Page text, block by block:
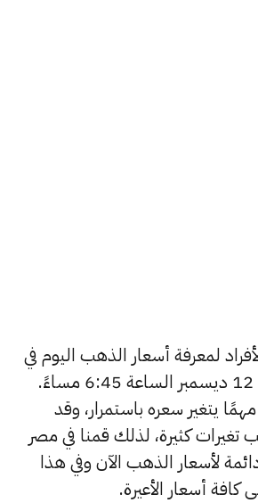
لمعرفة أسعار الذهب اليوم في
مصر ليوم الخميس 12 ديسمبر الساعة 6:45 مساءً.
يتغير سعره باستمرار، وقد
كثيرة، لذلك قمنا في مصر
دائمة لأسعار الذهب الآن وفي هذا
أسعار الأعيرة.